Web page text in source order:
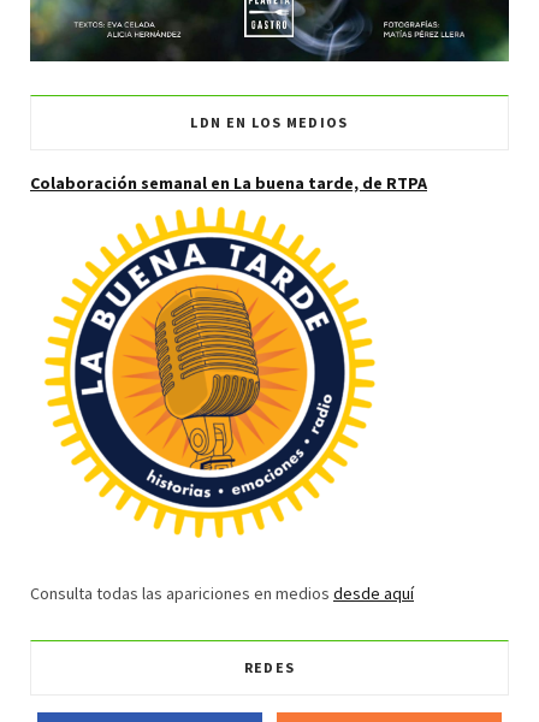
LDN EN LOS MEDIOS
Colaboración semanal en La buena tarde, de RTPA
Consulta todas las apariciones en medios desde aquí
REDES